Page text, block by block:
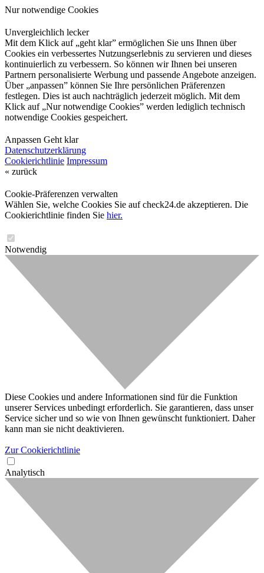
Nur notwendige Cookies
Unvergleichlich lecker
Mit dem Klick auf „geht klar” ermöglichen Sie uns Ihnen über
Cookies ein verbessertes Nutzungserlebnis zu servieren und dieses
kontinuierlich zu verbessern. So können wir Ihnen bei unseren
Partnern personalisierte Werbung und passende Angebote anzeigen.
Über „anpassen” können Sie Ihre persönlichen Präferenzen
festlegen. Dies ist auch nachträglich jederzeit möglich. Mit dem
Klick auf „Nur notwendige Cookies” werden lediglich technisch
notwendige Cookies gespeichert.
Anpassen Geht klar
Datenschutzerklärung
Cookierichtlinie Impressum
« zurück
Cookie-Präferenzen verwalten
Wählen Sie, welche Cookies Sie auf check24.de akzeptieren. Die
Cookierichtlinie finden Sie hier.
Notwendig
Diese Cookies und andere Informationen sind für die Funktion
unserer Services unbedingt erforderlich. Sie garantieren, dass unser
Service sicher und so wie von Ihnen gewünscht funktioniert. Daher
kann man sie nicht deaktivieren.
Zur Cookierichtlinie
Analytisch